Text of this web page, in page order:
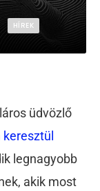
HÍREK
üdvözlő
legnagyobb
akik most